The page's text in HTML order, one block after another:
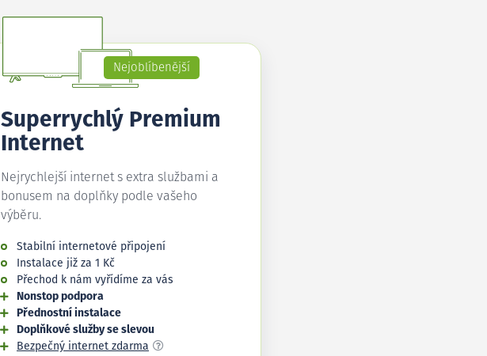
Nejoblíbenější
Superrychlý Premium
Internet
Nejrychlejší internet s extra službami a
bonusem na doplňky podle vašeho
výběru.
Stabilní internetové připojení
Instalace již za 1 Kč
Přechod k nám vyřídíme za vás
Nonstop podpora
Přednostní instalace
Doplňkové služby se slevou
Bezpečný internet zdarma